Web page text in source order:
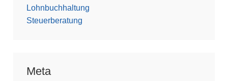
Lohnbuchhaltung
Steuerberatung
Meta